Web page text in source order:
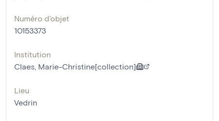
Numéro d'objet
10153373
Institution
Claes, Marie-Christine[collection]
Lieu
Vedrin